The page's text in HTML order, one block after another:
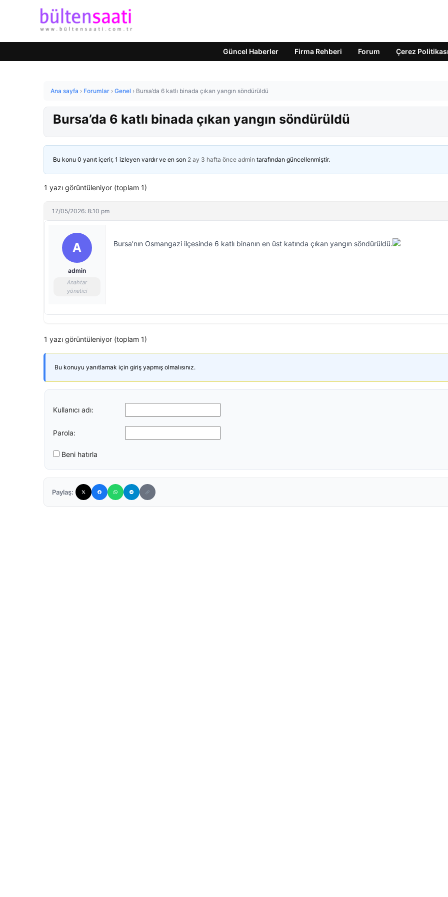
Güncel Haberler Firma Rehberi Forum Çerez Politikası
Ana sayfa › Forumlar › Genel › Bursa’da 6 katlı binada çıkan yangın söndürüldü
Bursa’da 6 katlı binada çıkan yangın söndürüldü
Bu konu 0 yanıt içerir, 1 izleyen vardır ve en son 2 ay 3 hafta önce admin tarafından güncellenmiştir.
1 yazı görüntüleniyor (toplam 1)
17/05/2026: 8:10 pm
A
admin
Anahtar
yönetici
Bursa’nın Osmangazi ilçesinde 6 katlı binanın en üst katında çıkan yangın söndürüldü.
1 yazı görüntüleniyor (toplam 1)
Bu konuyu yanıtlamak için giriş yapmış olmalısınız.
Kullanıcı adı:
Parola:
Beni hatırla
Paylaş: